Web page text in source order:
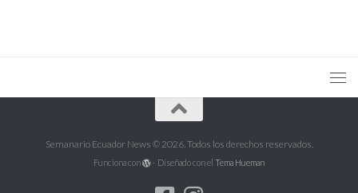
Semanario Ecuador News © 2026. Todos los derechos reservados.
Funciona con - Diseñado con el Tema Hueman